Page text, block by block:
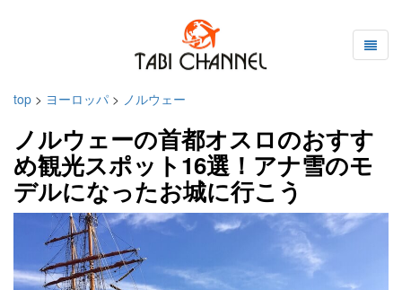
top > ヨーロッパ > ノルウェー
ノルウェーの首都オスロのおすす
め観光スポット16選！アナ雪のモ
デルになったお城に行こう